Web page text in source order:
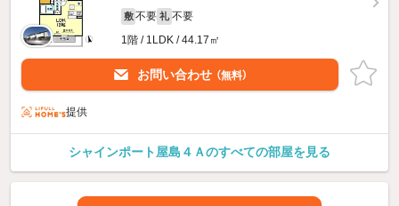
敷 不要 礼 不要
1階 / 1LDK / 44.17㎡
お問い合わせ （無料）
提供
シャインポート屋島４Ａのすべての部屋を見る